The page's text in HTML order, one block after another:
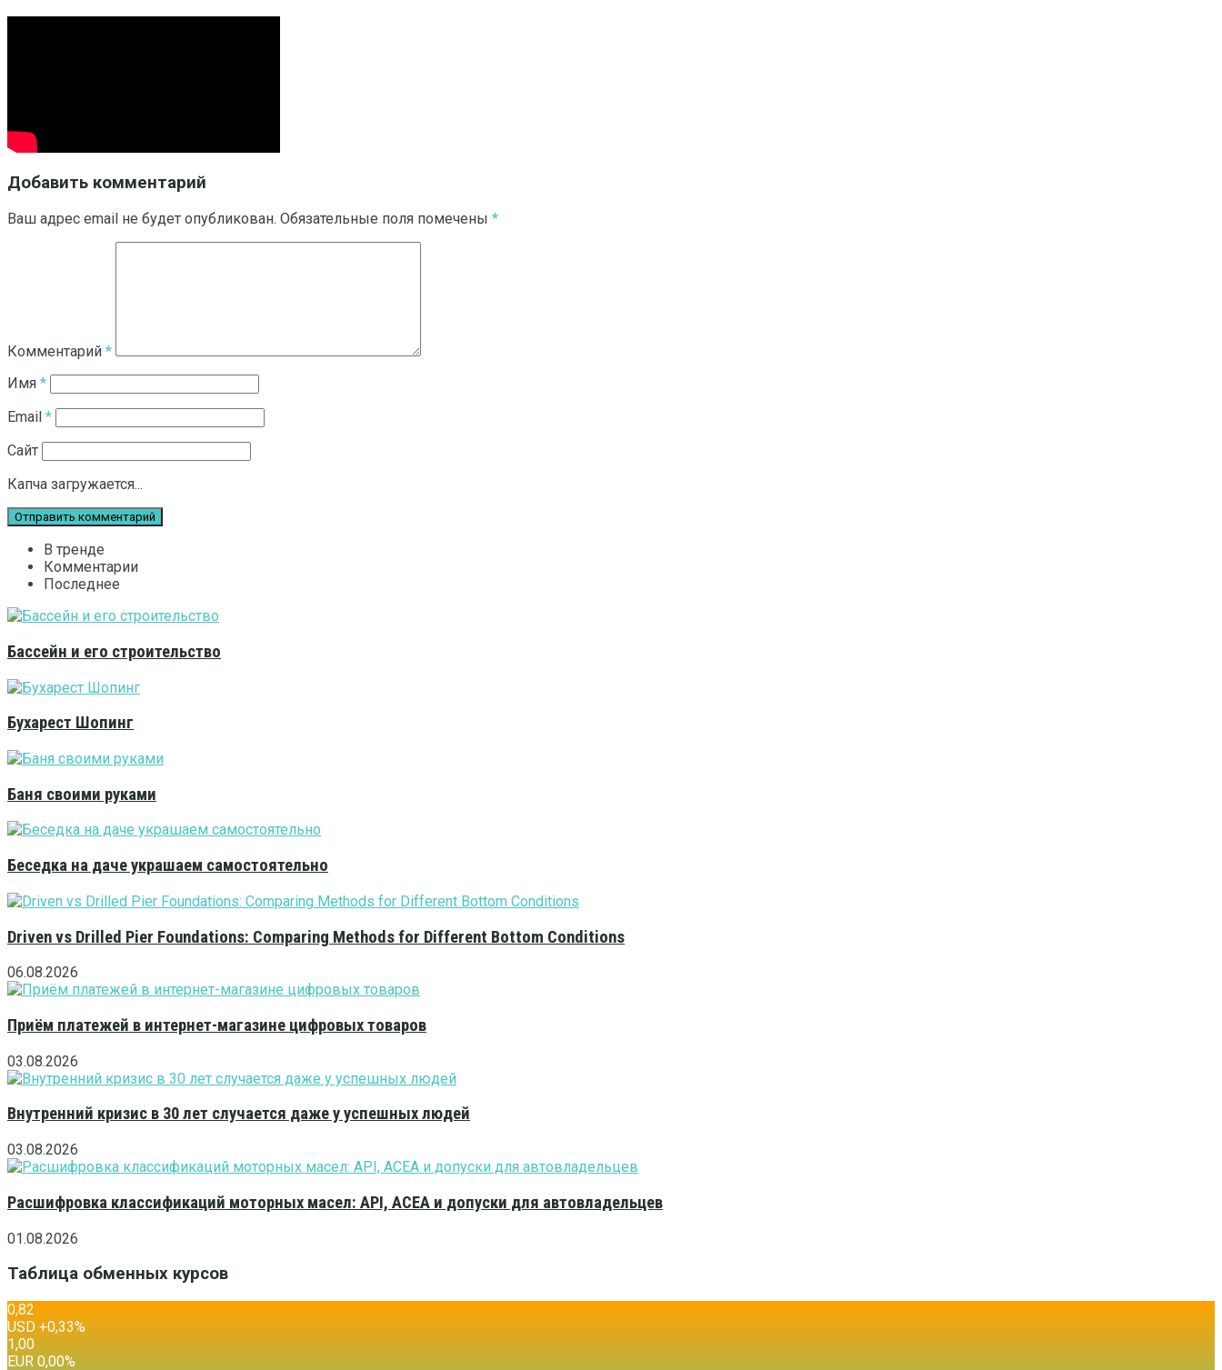
Добавить комментарий
Ваш адрес email не будет опубликован. Обязательные поля помечены *
Комментарий *
Имя *
Email *
Сайт
Капча загружается...
В тренде
Комментарии
Последнее
Бассейн и его строительство
Бухарест Шопинг
Баня своими руками
Беседка на даче украшаем самостоятельно
Driven vs Drilled Pier Foundations: Comparing Methods for Different Bottom Conditions
06.08.2026
Приём платежей в интернет-магазине цифровых товаров
03.08.2026
Внутренний кризис в 30 лет случается даже у успешных людей
03.08.2026
Расшифровка классификаций моторных масел: API, ACEA и допуски для автовладельцев
01.08.2026
Таблица обменных курсов
0,82
USD +0,33%
1,00
EUR 0,00%